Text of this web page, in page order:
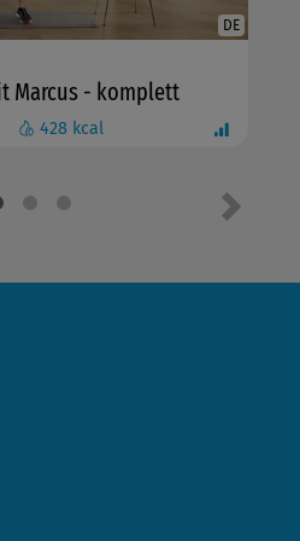
DE
Marcus - komplett
428 kcal